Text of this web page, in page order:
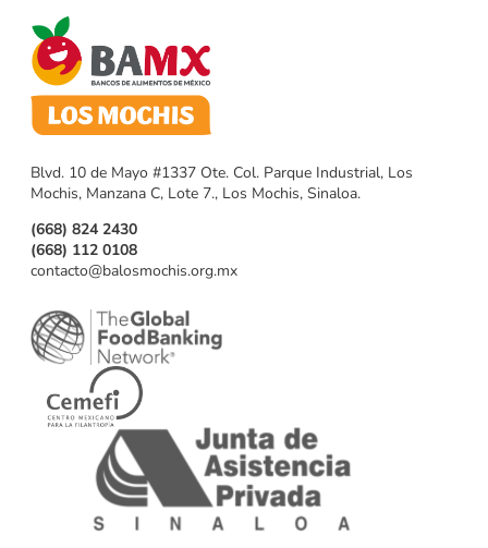
Blvd. 10 de Mayo #1337 Ote. Col. Parque Industrial, Los
Mochis, Manzana C, Lote 7., Los Mochis, Sinaloa.
(668) 824 2430
(668) 112 0108
contacto@balosmochis.org.mx